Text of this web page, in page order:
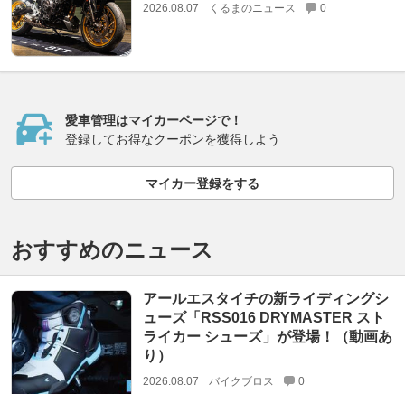
2026.08.07 くるまのニュース 0
愛車管理はマイカーページで！
登録してお得なクーポンを獲得しよう
マイカー登録をする
おすすめのニュース
アールエスタイチの新ライディングシ
ューズ「RSS016 DRYMASTER スト
ライカー シューズ」が登場！（動画あ
り）
2026.08.07 バイクブロス 0